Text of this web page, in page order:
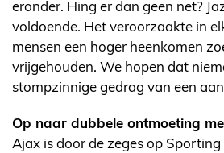
eronder. Hing er dan geen net?
voldoende. Het veroorzaakte in
mensen een hoger heenkomen
vrijgehouden. We hopen dat
stompzinnige gedrag van een
Op naar dubbele ontmoeting
Ajax is door de zeges op